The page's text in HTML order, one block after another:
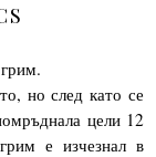
но след като се
цели 12
е изчезнал в